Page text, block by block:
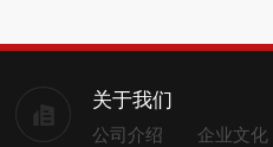
关于我们
公司介绍 企业文化